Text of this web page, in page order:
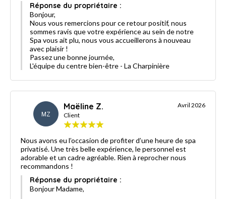
Réponse du propriétaire :
Bonjour,
Nous vous remercions pour ce retour positif, nous
sommes ravis que votre expérience au sein de notre
Spa vous ait plu, nous vous accueillerons à nouveau
avec plaisir !
Passez une bonne journée,
L'équipe du centre bien-être - La Charpinière
MZ
Maëline Z.
Client
Avril 2026
Nous avons eu l’occasion de profiter d’une heure de spa
privatisé. Une très belle expérience, le personnel est
adorable et un cadre agréable. Rien à reprocher nous
recommandons !
Réponse du propriétaire :
Bonjour Madame,